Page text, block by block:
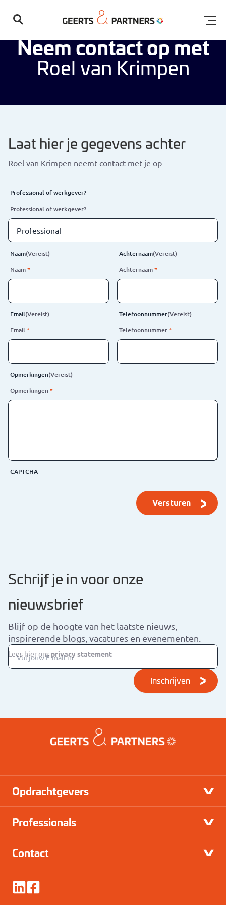
Geen resultaten gevonden
Home Contact Roel van Krimpen
Neem contact op met
Roel van Krimpen
Laat hier je gegevens achter
Roel van Krimpen neemt contact met je op
Professional of werkgever?
Professional of werkgever?
Naam(Vereist)
Naam*
Achternaam(Vereist)
Achternaam*
Email(Vereist)
Email*
Telefoonnummer(Vereist)
Telefoonnummer*
Opmerkingen(Vereist)
Opmerkingen*
CAPTCHA
Schrijf je in voor onze
nieuwsbrief
Blijf op de hoogte van het laatste nieuws,
inspirerende blogs, vacatures en evenementen.
Inschrijven
Lees hier ons privacy statement
Opdrachtgevers
Professionals
Contact